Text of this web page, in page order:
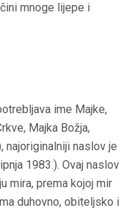
mnoge lijepe i
ime Majke,
Majka Božja,
najoriginalniji naslov je
1983.). Ovaj naslov
mira, prema kojoj mir
duhovno, obiteljsko i